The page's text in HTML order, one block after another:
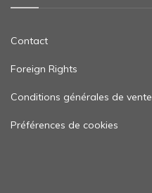
Contact
Foreign Rights
Conditions générales de vente
Préférences de cookies